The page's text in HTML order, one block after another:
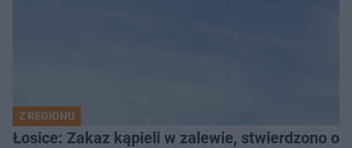
Z REGIONU
Łosice: Zakaz kąpieli w zalewie, stwierdzono